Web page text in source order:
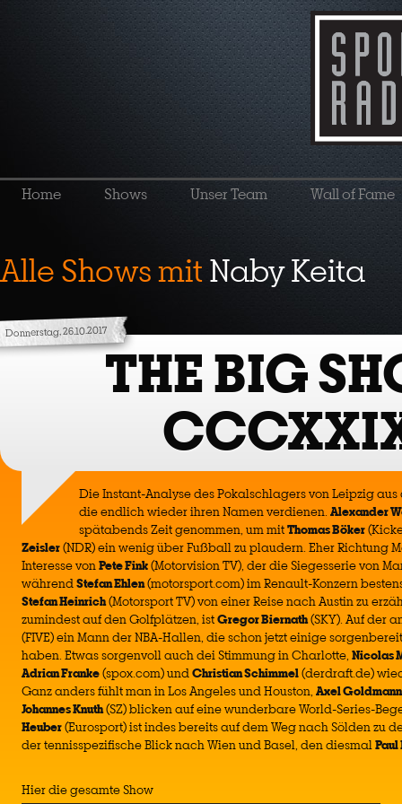
Home Shows Unser Team Wall of Fame
Alle Shows mitNaby Keita
Donnerstag, 26.10.2017
THE BIG
Die Instant-Analyse des Pokalschlagers von Leipzig
die endlich wieder ihren Namen verdienen.Alexander
spätabends Zeit genommen, um mitThomas Böker
Zeisler(NDR) ein wenig über Fußball zu plaudern. Eher Richtung
Interesse vonPete Fink(Motorvision TV), der die Siegesserie von
währendStefan Ehlen(motorsport.com) im Renault-Konzern
Stefan Heinrich(Motorsport TV) von einer Reise nach Austin zu
zumindest auf den Golfplätzen, istGregor Biernath(SKY). Auf der
(FIVE) ein Mann der NBA-Hallen, die schon jetzt einige
haben. Etwas sorgenvoll auch dei Stimmung in Charlotte, Nicolas
Adrian Franke(spox.com) undChristian Schimmel(derdraft.de)
Ganz anders fühlt man in Los Angeles und Houston, Axel Goldmann
Johannes Knuth(SZ) blicken auf eine wunderbare World-Series-
Heuber(Eurosport) ist indes bereits auf dem Weg nach Sölden zu
der tennisspezifische Blick nach Wien und Basel, den diesmalPaul
Hier die gesamte Show